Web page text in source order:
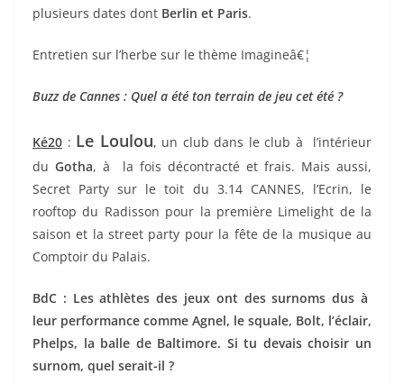
plusieurs dates dont Berlin et Paris.
Entretien sur l’herbe sur le thème Imagineâ€¦
Buzz de Cannes : Quel a été ton terrain de jeu cet été ?
Ké20 : Le Loulou, un club dans le club à l’intérieur
du Gotha, à la fois décontracté et frais. Mais aussi,
Secret Party sur le toit du 3.14 CANNES, l’Ecrin, le
rooftop du Radisson pour la première Limelight de la
saison et la street party pour la fête de la musique au
Comptoir du Palais.
BdC : Les athlètes des jeux ont des surnoms dus à
leur performance comme Agnel, le squale, Bolt, l’éclair,
Phelps, la balle de Baltimore. Si tu devais choisir un
surnom, quel serait-il ?